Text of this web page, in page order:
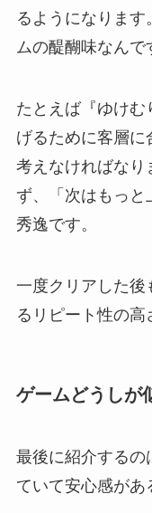
るようになりま
ムの醍醐味なんで
たとえば『ゆけむ
げるために客層に
考えなければなり
ず、「次はもっと
秀逸です。
一度クリアした後
るリピート性の高
ゲームどうしが
最後に紹介するの
ていて安心感があ